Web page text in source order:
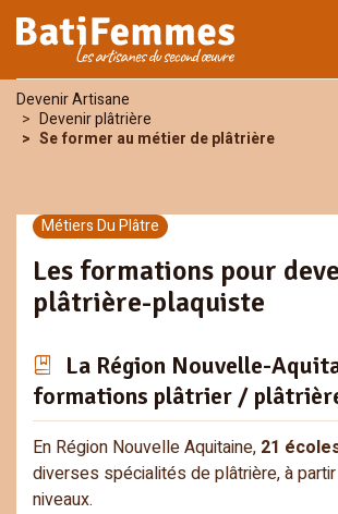
Devenir Artisane
Devenir plâtrière
Se former au métier de plâtrière
Métiers Du Plâtre
Les formations pour
plâtrière-plaquiste
La Région Nouvelle-
formations plâtrier /
En Région Nouvelle Aquitaine, 21
diverses spécialités de plâtrière, à
niveaux.